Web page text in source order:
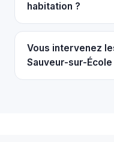
habitation ?
Vous intervenez
Sauveur-sur-École